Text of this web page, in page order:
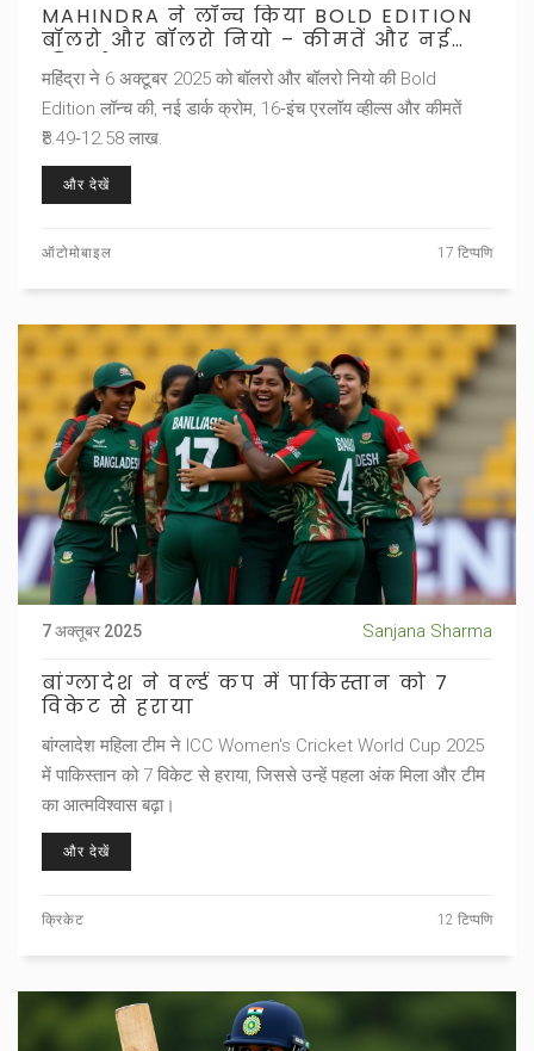
MAHINDRA ने लॉन्च किया BOLD EDITION
बॉलरो और बॉलरो नियो – कीमतें और नई
फीचर्स
महिंद्रा ने 6 अक्टूबर 2025 को बॉलरो और बॉलरो नियो की Bold
Edition लॉन्च की, नई डार्क क्रोम, 16‑इंच एरलॉय व्हील्स और कीमतें
₹8.49‑12.58 लाख.
और देखें
ऑटोमोबाइल 17 टिप्पणि
7 अक्तूबर 2025 Sanjana Sharma
बांग्लादेश ने वर्ल्ड कप में पाकिस्तान को 7
विकेट से हराया
बांग्लादेश महिला टीम ने ICC Women's Cricket World Cup 2025
में पाकिस्तान को 7 विकेट से हराया, जिससे उन्हें पहला अंक मिला और टीम
का आत्मविश्वास बढ़ा।
और देखें
क्रिकेट 12 टिप्पणि